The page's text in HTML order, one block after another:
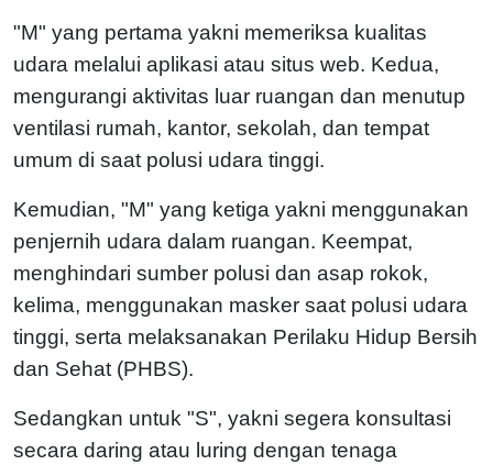
"M" yang pertama yakni memeriksa kualitas
udara melalui aplikasi atau situs web. Kedua,
mengurangi aktivitas luar ruangan dan menutup
ventilasi rumah, kantor, sekolah, dan tempat
umum di saat polusi udara tinggi.
Kemudian, "M" yang ketiga yakni menggunakan
penjernih udara dalam ruangan. Keempat,
menghindari sumber polusi dan asap rokok,
kelima, menggunakan masker saat polusi udara
tinggi, serta melaksanakan Perilaku Hidup Bersih
dan Sehat (PHBS).
Sedangkan untuk "S", yakni segera konsultasi
secara daring atau luring dengan tenaga